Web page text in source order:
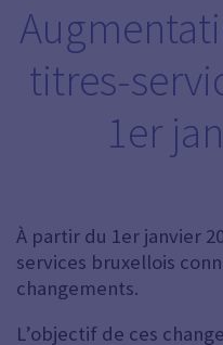
titres-
1er
À partir du 1er janvier
services bruxellois
changements.
L’objectif de ces